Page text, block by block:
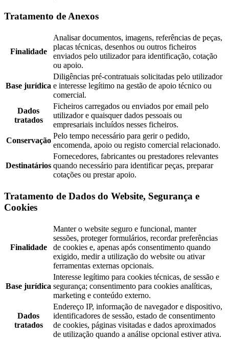
Tratamento de Anexos
Finalidade
Analisar documentos, imagens, referências de peças,
placas técnicas, desenhos ou outros ficheiros
enviados pelo utilizador para identificação, cotação
ou apoio.
Base jurídica
Diligências pré-contratuais solicitadas pelo utilizador
e interesse legítimo na gestão de apoio técnico ou
comercial.
Dados
tratados
Ficheiros carregados ou enviados por email pelo
utilizador e quaisquer dados pessoais ou
empresariais incluídos nesses ficheiros.
Conservação
Pelo tempo necessário para gerir o pedido,
encomenda, apoio ou registo comercial relacionado.
Destinatários
Fornecedores, fabricantes ou prestadores relevantes
quando necessário para identificar peças, preparar
cotações ou prestar apoio.
Tratamento de Dados do Website, Segurança e
Cookies
Finalidade
Manter o website seguro e funcional, manter
sessões, proteger formulários, recordar preferências
de cookies e, apenas após consentimento quando
exigido, medir a utilização do website ou ativar
ferramentas externas opcionais.
Base jurídica
Interesse legítimo para cookies técnicas, de sessão e
segurança; consentimento para cookies analíticas,
marketing e conteúdo externo.
Dados
tratados
Endereço IP, informação de navegador e dispositivo,
identificadores de sessão, estado de consentimento
de cookies, páginas visitadas e dados aproximados
de utilização quando a análise opcional estiver ativa.